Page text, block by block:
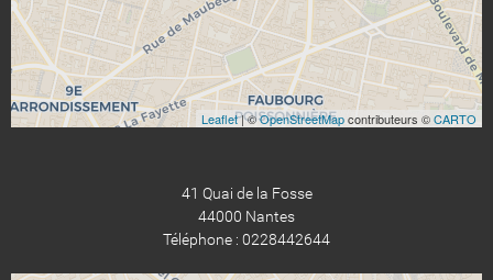
Leaflet| ©OpenStreetMapcontributeurs ©CARTO
41 Quai de la Fosse
44000 Nantes
Téléphone : 0228442644